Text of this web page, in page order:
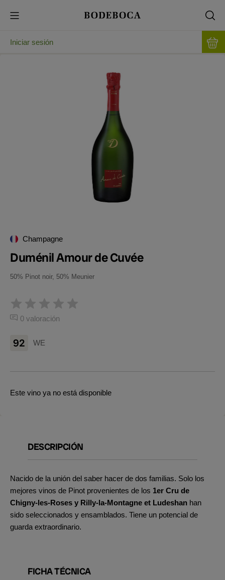
Iniciar sesión
Champagne
Duménil Amour de Cuvée
50% Pinot noir, 50% Meunier
0 valoración
92 WE
Este vino ya no está disponible
DESCRIPCIÓN
Nacido de la unión del saber hacer de dos familias. Solo los
mejores vinos de Pinot provenientes de los 1er Cru de
Chigny-les-Roses y Rilly-la-Montagne et Ludeshan han
sido seleccionados y ensamblados. Tiene un potencial de
guarda extraordinario.
FICHA TÉCNICA